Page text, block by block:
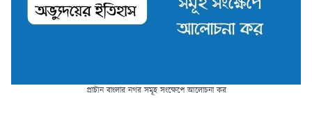
প্রাচীন বাংলার নগর সমূহ সংক্ষেপে আলোচনা কর